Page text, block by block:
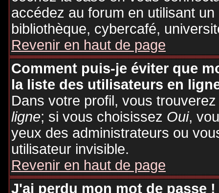
accédez au forum en utilisant
bibliothèque, cybercafé,
Revenir en haut de page
Comment puis-je éviter que
la liste des utilisateurs en
Dans votre profil, vous
ligne; si vous choisissezOui,
yeux des administrateurs ou
utilisateur invisible.
Revenir en haut de page
J'ai perdu mon mot de passe !